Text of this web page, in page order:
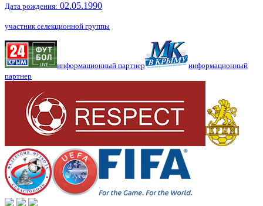
Дата рождения: 02.05.1990
участник селекционной группы
информационный партнер
информационный
партнер